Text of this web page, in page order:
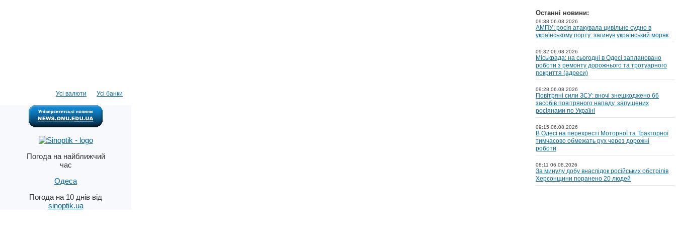
Усі банки
Усі валюти
Погода на найближчий
час
Одеса
Погода на 10 днів від
sinoptik.ua
Останні новини:
09:38 06.08.2026
АМПУ: росія атакувала цивільне судно в
українському порту: загинув український моряк
09:32 06.08.2026
Міськрада: на сьогодні в Одесі заплановано
роботи з ремонту дорожнього та тротуарного
покриття (адреси)
09:28 06.08.2026
Повітряні сили ЗСУ: вночі знешкоджено 66
засобів повітряного нападу, запущених
росіянами по Україні
09:15 06.08.2026
В Одесі на перехресті Моторної та Тракторної
тимчасово обмежать рух через дорожні
роботи
08:11 06.08.2026
За минулу добу внаслідок російських обстрілів
Херсонщини поранено 20 людей